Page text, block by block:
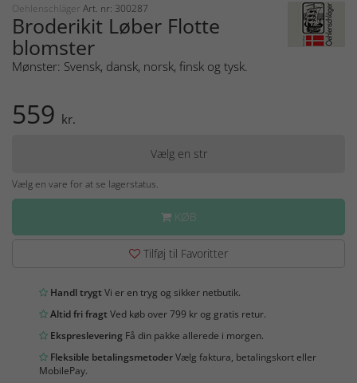
Oehlenschläger Art. nr: 300287
Broderikit Løber Flotte
blomster
Mønster: Svensk, dansk, norsk, finsk og tysk.
559 kr.
Vælg en str
Vælg en vare for at se lagerstatus.
KØB
Tilføj til Favoritter
Handl trygtVi er en tryg og sikker netbutik.
Altid fri fragtVed køb over 799 kr og gratis retur.
Ekspreslevering Få din pakke allerede i morgen.
Fleksible betalingsmetoderVælg faktura, betalingskort eller
MobilePay.